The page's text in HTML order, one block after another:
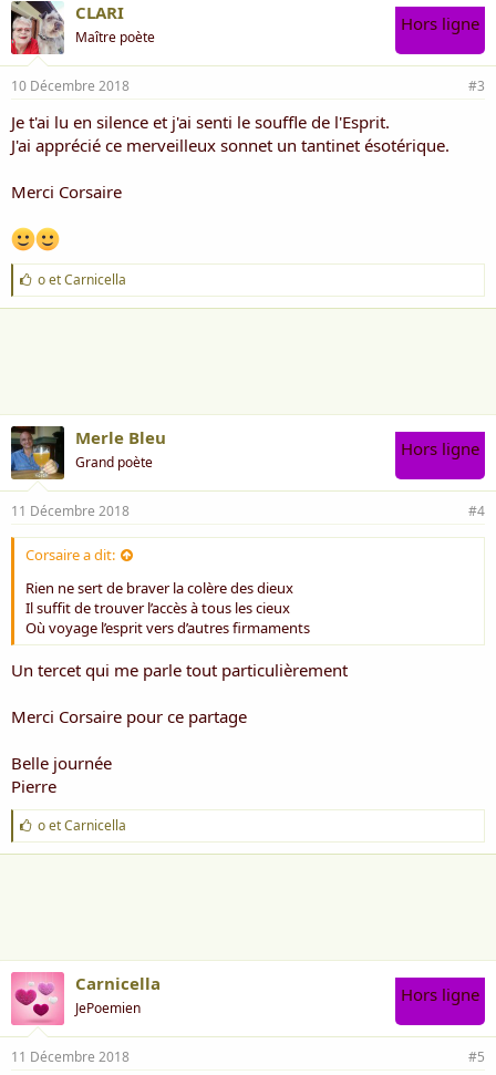
CLARI
Maître poète
Hors ligne
10 Décembre 2018 #3
Je t'ai lu en silence et j'ai senti le souffle de l'Esprit.
J'ai apprécié ce merveilleux sonnet un tantinet ésotérique.
Merci Corsaire
J
'
a
oetCarnicella
Merle Bleu
Grand poète
Hors ligne
11 Décembre 2018 #4
Corsaire a dit:
Rien ne sert de braver la colère des dieux
Il suﬃt de trouver l’accès à tous les cieux
Où voyage l’esprit vers d’autres ﬁrmaments
Un tercet qui me parle tout particulièrement
Merci Corsaire pour ce partage
Belle journée
Pierre
J
'
a
oetCarnicella
Carnicella
JePoemien
Hors ligne
11 Décembre 2018 #5